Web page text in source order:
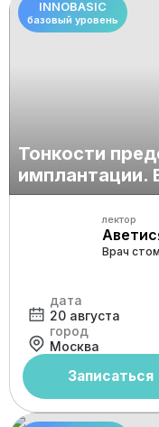
INNOBASIC
базовый уровень
Тонкости
имплантации.
лектор
Врач
дата
20 августа
город
Москва
Записаться